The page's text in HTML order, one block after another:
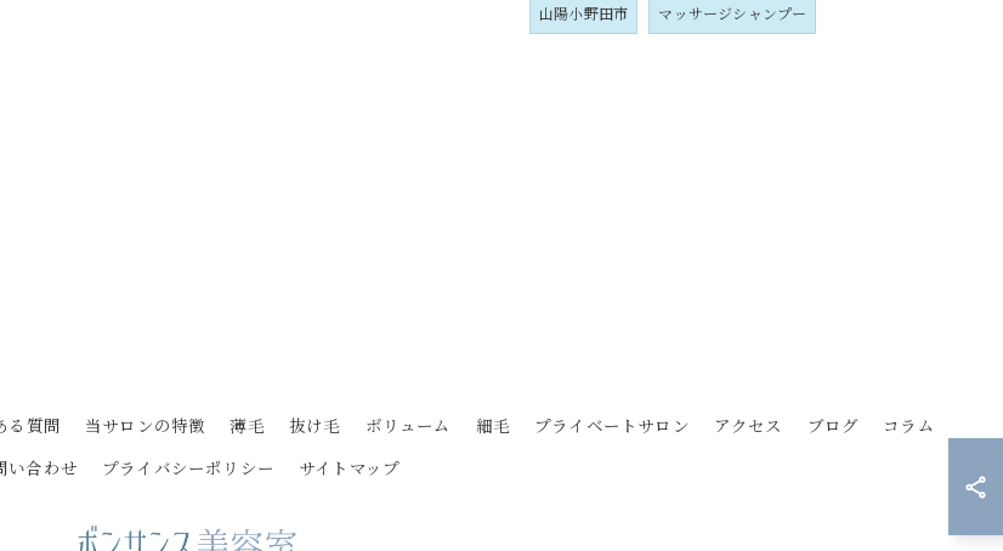
山陽小野田市 マッサージシャンプー
る質問 当サロンの特徴 薄毛 抜け毛 ボリューム 細毛 プライベートサロン アクセス ブログ
コラム
い合わせ
プライバシーポリシー サイトマップ